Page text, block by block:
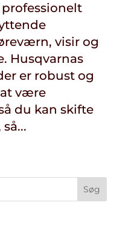
visir og
Husqvarnas
er robust og
være
du kan skifte